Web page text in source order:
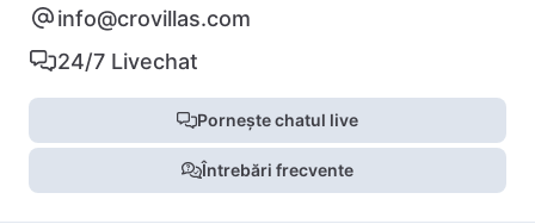
info@crovillas.com
24/7 Livechat
Pornește chatul live
Întrebări frecvente